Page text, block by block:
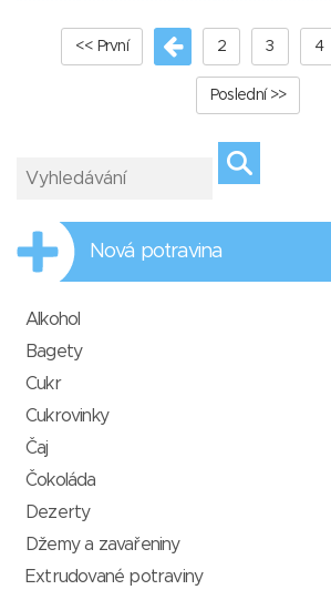
<< První 2 3 4
Poslední >>
Nová potravina
Alkohol
Bagety
Cukr
Cukrovinky
Čaj
Čokoláda
Dezerty
Džemy a zavařeniny
Extrudované potraviny